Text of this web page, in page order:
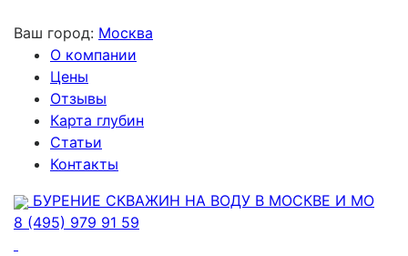
Ваш город: Москва
О компании
Цены
Отзывы
Карта глубин
Статьи
Контакты
БУРЕНИЕ СКВАЖИН НА ВОДУ В МОСКВЕ И МО
8 (495) 979 91 59